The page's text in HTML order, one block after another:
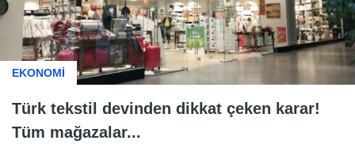
EKONOMİ
Türk tekstil devinden dikkat çeken karar!
Tüm mağazalar...